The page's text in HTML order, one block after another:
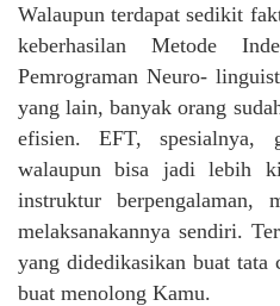
Walaupun terdapat sedikit
keberhasilan Metode
Pemrograman Neuro-
yang lain, banyak orang
efisien. EFT, spesialnya,
walaupun bisa jadi lebih
instruktur berpengalaman,
melaksanakannya sendiri.
yang didedikasikan buat
buat menolong Kamu.